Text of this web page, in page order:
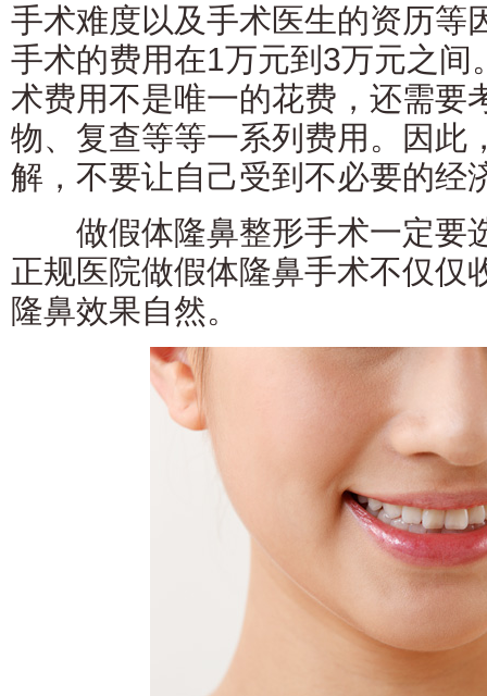
手术难度以及手术医生的资历等
手术的费用在1万元到3万元之间
术费用不是唯一的花费，还需要
物、复查等等一系列费用。因此
解，不要让自己受到不必要的经
做假体隆鼻整形手术一定要
正规医院做假体隆鼻手术不仅仅
隆鼻效果自然。